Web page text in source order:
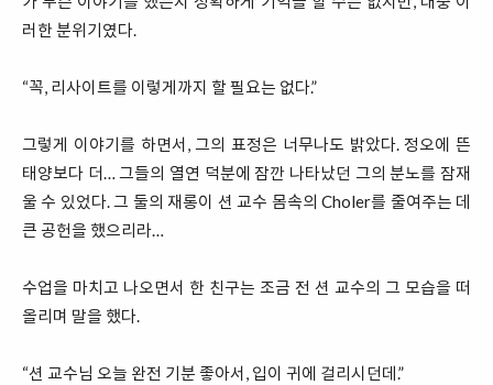
러한 분위기였다.
“꼭, 리사이트를 이렇게까지 할 필요는 없다.”
그렇게 이야기를 하면서, 그의 표정은 너무나도 밝았다. 정오에 뜬
태양보다 더… 그들의 열연 덕분에 잠깐 나타났던 그의 분노를 잠재
울 수 있었다. 그 둘의 재롱이 션 교수 몸속의 Choler를 줄여주는 데
큰 공헌을 했으리라…
수업을 마치고 나오면서 한 친구는 조금 전 션 교수의 그 모습을 떠
올리며 말을 했다.
“션 교수님 오늘 완전 기분 좋아서, 입이 귀에 걸리시던데.”